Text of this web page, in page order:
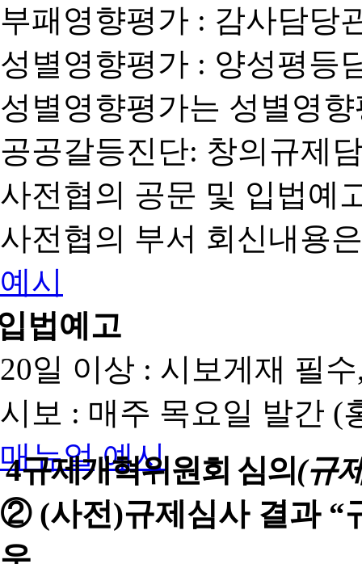
부패영향평가 : 감사담당
성별영향평가 : 양성평등
성별영향평가는 성별영
공공갈등진단: 창의규제
사전협의 공문 및 입법예
사전협의 부서 회신내용
예시
법예고
20일 이상 : 시보게재 필
시보 : 매주 목요일 발간 (
매뉴얼 예시
4규제개혁위원회 심의(규
② (사전)규제심사 결과 “